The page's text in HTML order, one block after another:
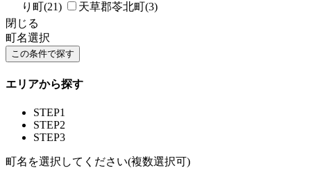
り町(21)
天草郡苓北町(3)
閉じる
町名選択
エリアから探す
STEP1
STEP2
STEP3
町名を選択してください(複数選択可)